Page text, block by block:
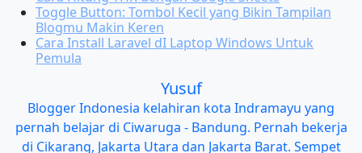
Toggle Button: Tombol Kecil yang Bikin Tampilan
Blogmu Makin Keren
Cara Install Laravel dI Laptop Windows Untuk
Pemula
Yusuf
Blogger Indonesia kelahiran kota Indramayu yang
pernah belajar di Ciwaruga - Bandung. Pernah bekerja
di Cikarang, Jakarta Utara dan Jakarta Barat. Sempet